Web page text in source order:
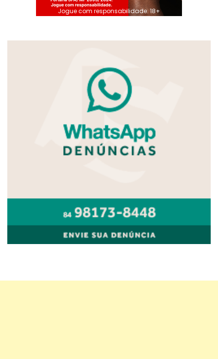
Jogue com responsabilidade. 18+